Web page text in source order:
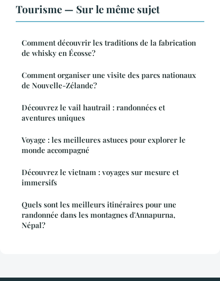
Tourisme — Sur le même sujet
Comment découvrir les traditions de la fabrication
de whisky en Écosse?
Comment organiser une visite des parcs nationaux
de Nouvelle-Zélande?
Découvrez le vail hautrail : randonnées et
aventures uniques
Voyage : les meilleures astuces pour explorer le
monde accompagné
Découvrez le vietnam : voyages sur mesure et
immersifs
Quels sont les meilleurs itinéraires pour une
randonnée dans les montagnes d'Annapurna,
Népal?